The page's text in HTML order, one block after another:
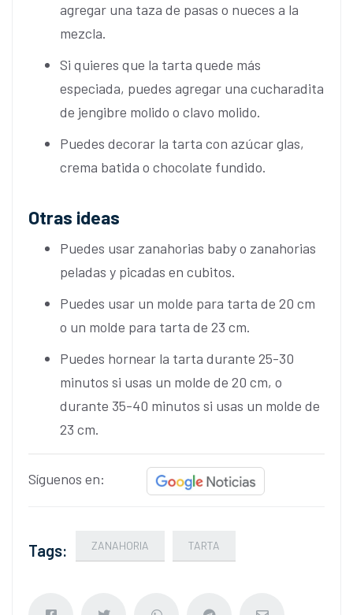
agregar una taza de pasas o nueces a la
mezcla.
Si quieres que la tarta quede más
especiada, puedes agregar una cucharadita
de jengibre molido o clavo molido.
Puedes decorar la tarta con azúcar glas,
crema batida o chocolate fundido.
Otras ideas
Puedes usar zanahorias baby o zanahorias
peladas y picadas en cubitos.
Puedes usar un molde para tarta de 20 cm
o un molde para tarta de 23 cm.
Puedes hornear la tarta durante 25-30
minutos si usas un molde de 20 cm, o
durante 35-40 minutos si usas un molde de
23 cm.
Síguenos en:
Tags: ZANAHORIA TARTA